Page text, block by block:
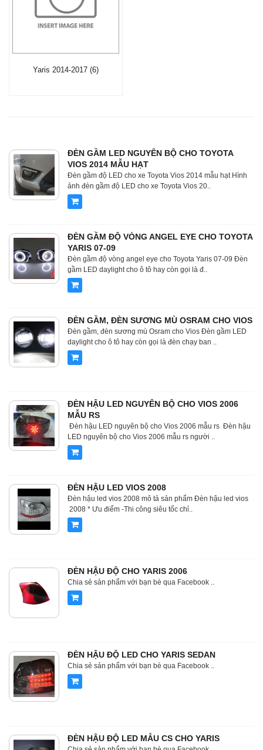
Yaris 2014-2017 (6)
ĐÈN GẦM LED NGUYÊN BỘ CHO TOYOTA
VIOS 2014 MẪU HẠT
Đèn gầm độ LED cho xe Toyota Vios 2014 mẫu hạt Hình
ảnh đèn gầm độ LED cho xe Toyota Vios 20..
ĐÈN GẦM ĐỘ VÒNG ANGEL EYE CHO TOYOTA
YARIS 07-09
Đèn gầm độ vòng angel eye cho Toyota Yaris 07-09 Đèn
gầm LED daylight cho ô tô hay còn gọi là đ..
ĐÈN GẦM, ĐÈN SƯƠNG MÙ OSRAM CHO VIOS
Đèn gầm, đèn sương mù Osram cho Vios Đèn gầm LED
daylight cho ô tô hay còn gọi là đèn chạy ban ..
ĐÈN HẬU LED NGUYÊN BỘ CHO VIOS 2006
MẪU RS
Đèn hậu LED nguyên bộ cho Vios 2006 mẫu rs Đèn hậu
LED nguyên bộ cho Vios 2006 mẫu rs người ..
ĐÈN HẬU LED VIOS 2008
Đèn hậu led vios 2008 mô tả sản phẩm Đèn hậu led vios
2008 * Ưu điểm -Thi công siêu tốc chỉ..
ĐÈN HẬU ĐỘ CHO YARIS 2006
Chia sẻ sản phẩm với bạn bè qua Facebook ..
ĐÈN HẬU ĐỘ LED CHO YARIS SEDAN
Chia sẻ sản phẩm với bạn bè qua Facebook ..
ĐÈN HẬU ĐỘ LED MẪU CS CHO YARIS